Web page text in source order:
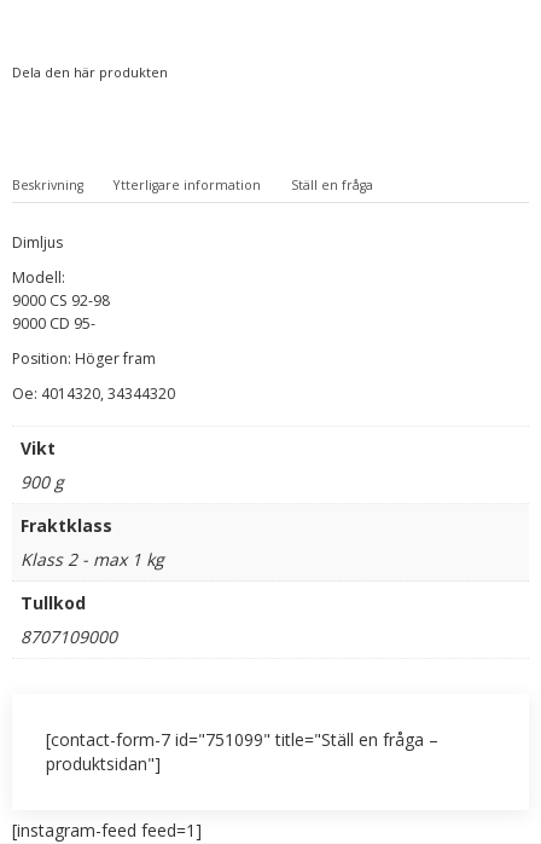
Dela den här produkten
Beskrivning Ytterligare information Ställ en fråga
Dimljus
Modell:
9000 CS 92-98
9000 CD 95-
Position: Höger fram
Oe: 4014320, 34344320
Vikt
900 g
Fraktklass
Klass 2 - max 1 kg
Tullkod
8707109000
[contact-form-7 id="751099" title="Ställ en fråga –
produktsidan"]
[instagram-feed feed=1]